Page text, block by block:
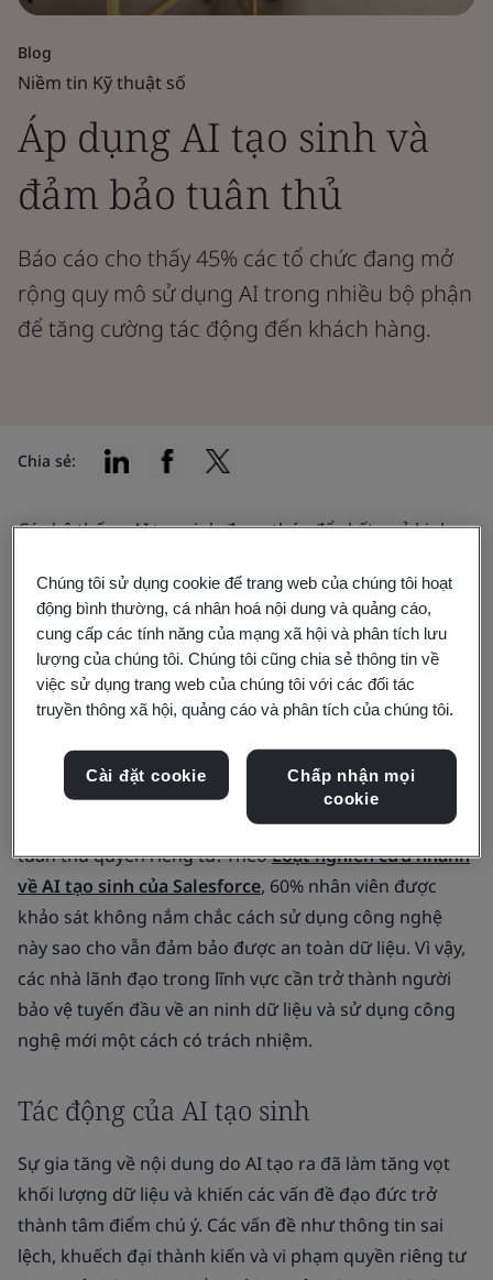
Blog
Niềm tin Kỹ thuật số
Áp dụng AI tạo sinh và
đảm bảo tuân thủ
Báo cáo cho thấy 45% các tổ chức đang mở
rộng quy mô sử dụng AI trong nhiều bộ phận
để tăng cường tác động đến khách hàng.
Các hệ thống AI tạo sinh đang thúc đẩy kết quả kinh
đến chăm sóc sức khỏe, thiết kế sản phẩm đến tài
chính. TheoGartner,45% các tổ chức đang mở rộng
quy mô sử dụng AI tạo sinh trong nhiều bộ phận kinh
doanh, trong đó bộ phận làm việc trực tiếp với khách
hàng được đầu tư nhiều nhất.
Việc sử dụng những mô hình tiên tiến này không
ngừng nhân rộng và giúp định hình lại các hoạt động
kinh doanh, cùng với đó là vô vàn thách thức mới về
tuân thủ quyền riêng tư. TheoLoạt nghiên cứu nhanh
về AI tạo sinh của Salesforce, 60% nhân viên được
khảo sát không nắm chắc cách sử dụng công nghệ
này sao cho vẫn đảm bảo được an toàn dữ liệu. Vì vậy,
các nhà lãnh đạo trong lĩnh vực cần trở thành người
bảo vệ tuyến đầu về an ninh dữ liệu và sử dụng công
nghệ mới một cách có trách nhiệm.
Tác động của AI tạo sinh
Sự gia tăng về nội dung do AI tạo ra đã làm tăng vọt
khối lượng dữ liệu và khiến các vấn đề đạo đức trở
thành tâm điểm chú ý. Các vấn đề như thông tin sai
lệch, khuếch đại thành kiến và vi phạm quyền riêng tư
Chia sẻ:
Chúng tôi sử dụng cookie để trang web của chúng tôi hoạt
động bình thường, cá nhân hoá nội dung và quảng cáo,
cung cấp các tính năng của mạng xã hội và phân tích lưu
lượng của chúng tôi. Chúng tôi cũng chia sẻ thông tin về
việc sử dụng trang web của chúng tôi với các đối tác
truyền thông xã hội, quảng cáo và phân tích của chúng tôi.
Cài đặt cookie
Chấp nhận mọi
cookie